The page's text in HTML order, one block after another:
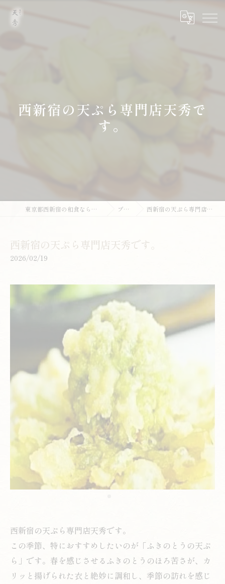
西新宿の天ぷら専門店天秀で
す。
東京都西新宿の和食なら天ぷら 天秀 ブログ 西新宿の天ぷら専門店天秀です。
西新宿の天ぷら専門店天秀です。
2026/02/19
西新宿の天ぷら専門店天秀です。
この季節、特におすすめしたいのが「ふきのとうの天ぷ
ら」です。春を感じさせるふきのとうのほろ苦さが、カ
リッと揚げられた衣と絶妙に調和し、季節の訪れを感じ